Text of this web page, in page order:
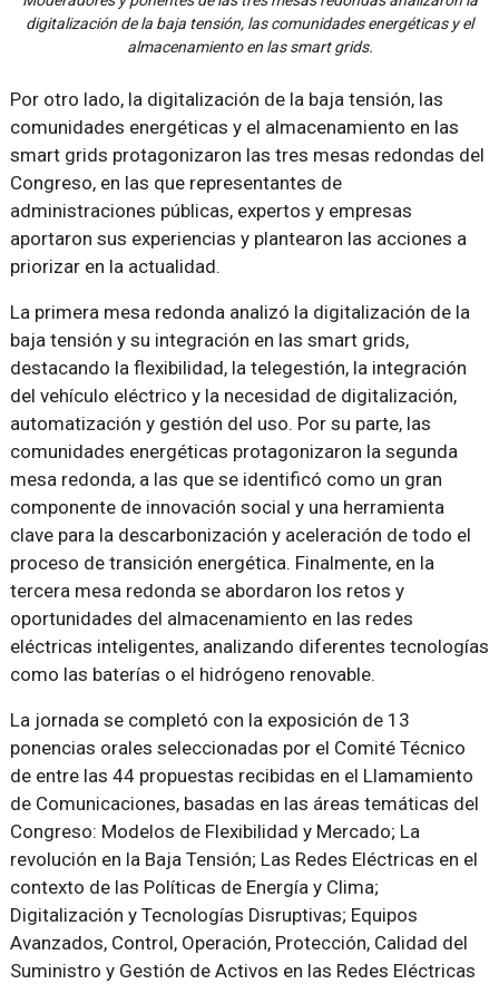
digitalización de la baja tensión, las comunidades energéticas y el
almacenamiento en las smart grids.
Por otro lado, la digitalización de la baja tensión, las
comunidades energéticas y el almacenamiento en las
smart grids protagonizaron las tres mesas redondas del
Congreso, en las que representantes de
administraciones públicas, expertos y empresas
aportaron sus experiencias y plantearon las acciones a
priorizar en la actualidad.
La primera mesa redonda analizó la digitalización de la
baja tensión y su integración en las smart grids,
destacando la flexibilidad, la telegestión, la integración
del vehículo eléctrico y la necesidad de digitalización,
automatización y gestión del uso. Por su parte, las
comunidades energéticas protagonizaron la segunda
mesa redonda, a las que se identificó como un gran
componente de innovación social y una herramienta
clave para la descarbonización y aceleración de todo el
proceso de transición energética. Finalmente, en la
tercera mesa redonda se abordaron los retos y
oportunidades del almacenamiento en las redes
eléctricas inteligentes, analizando diferentes tecnologías
como las baterías o el hidrógeno renovable.
La jornada se completó con la exposición de 13
ponencias orales seleccionadas por el Comité Técnico
de entre las 44 propuestas recibidas en el Llamamiento
de Comunicaciones, basadas en las áreas temáticas del
Congreso: Modelos de Flexibilidad y Mercado; La
revolución en la Baja Tensión; Las Redes Eléctricas en el
contexto de las Políticas de Energía y Clima;
Digitalización y Tecnologías Disruptivas; Equipos
Avanzados, Control, Operación, Protección, Calidad del
Suministro y Gestión de Activos en las Redes Eléctricas